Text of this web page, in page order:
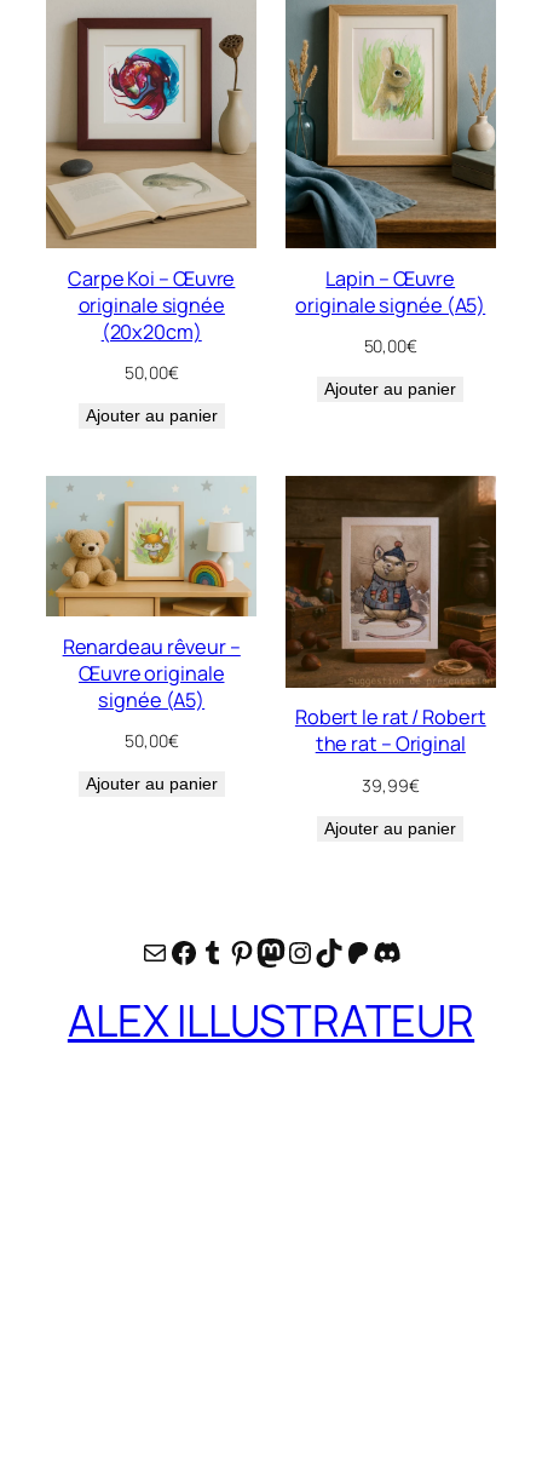
Carpe Koi – Œuvre
originale signée
(20x20cm)
50,00€
Ajouter au panier
Lapin – Œuvre
originale signée (A5)
50,00€
Ajouter au panier
Renardeau rêveur –
Œuvre originale
signée (A5)
50,00€
Ajouter au panier
Robert le rat / Robert
the rat – Original
39,99€
Ajouter au panier
E-mailFacebook
Tumblr
Pinterest
Mastodon
Instagram
TikTok
Patreon
Discord
ALEX ILLUSTRATEUR